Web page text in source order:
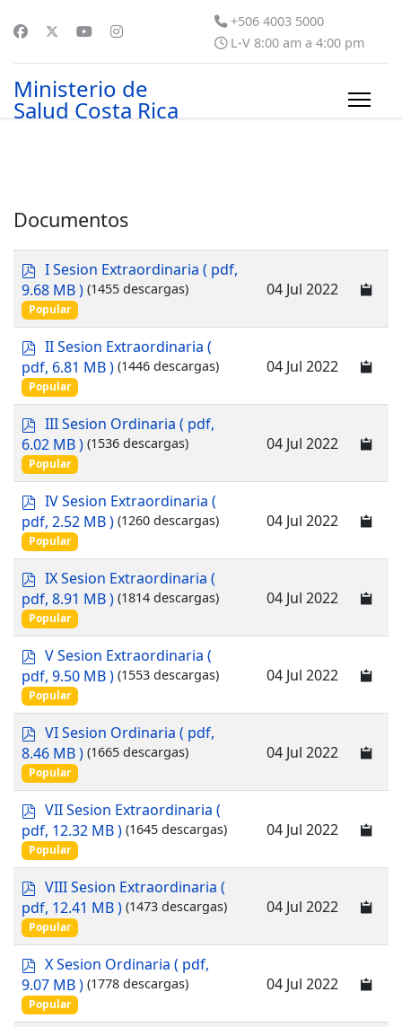
+506 4003 5000
L-V 8:00 am a 4:00 pm
Ministerio de
Salud Costa Rica
Documentos
p
d
f
I Sesion Extraordinaria ( pdf,
9.68 MB ) (1455 descargas)
Popular
04 Jul 2022
p
d
f
II Sesion Extraordinaria (
pdf, 6.81 MB ) (1446 descargas)
Popular
04 Jul 2022
p
d
f
III Sesion Ordinaria ( pdf,
6.02 MB ) (1536 descargas)
Popular
04 Jul 2022
p
d
f
IV Sesion Extraordinaria (
pdf, 2.52 MB ) (1260 descargas)
Popular
04 Jul 2022
p
d
f
IX Sesion Extraordinaria (
pdf, 8.91 MB ) (1814 descargas)
Popular
04 Jul 2022
p
d
f
V Sesion Extraordinaria (
pdf, 9.50 MB ) (1553 descargas)
Popular
04 Jul 2022
p
d
f
VI Sesion Ordinaria ( pdf,
8.46 MB ) (1665 descargas)
Popular
04 Jul 2022
p
d
f
VII Sesion Extraordinaria (
pdf, 12.32 MB ) (1645 descargas)
Popular
04 Jul 2022
p
d
f
VIII Sesion Extraordinaria (
pdf, 12.41 MB ) (1473 descargas)
Popular
04 Jul 2022
p
d
f
X Sesion Ordinaria ( pdf,
9.07 MB ) (1778 descargas)
Popular
04 Jul 2022